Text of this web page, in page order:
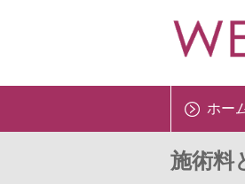
ホー
施術料